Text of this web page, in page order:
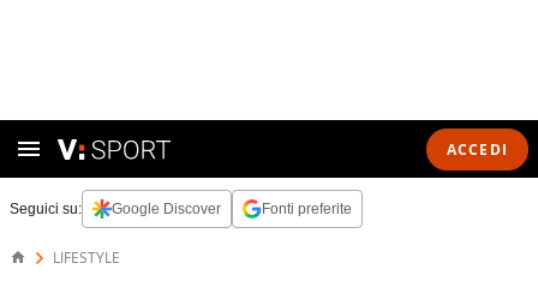
ACCEDI
Seguici su: Google Discover Fonti preferite
LIFESTYLE